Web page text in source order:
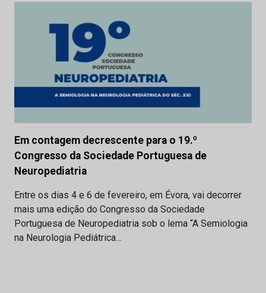
Em contagem decrescente para o 19.º
Congresso da Sociedade Portuguesa de
Neuropediatria
Entre os dias 4 e 6 de fevereiro, em Évora, vai decorrer
mais uma edição do Congresso da Sociedade
Portuguesa de Neuropediatria sob o lema “A Semiologia
na Neurologia Pediátrica…